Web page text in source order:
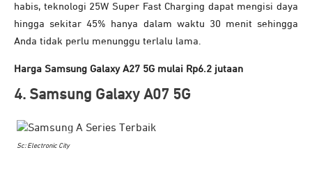
habis, teknologi 25W Super Fast Charging dapat mengisi daya
hingga sekitar 45% hanya dalam waktu 30 menit sehingga
Anda tidak perlu menunggu terlalu lama.
Harga Samsung Galaxy A27 5G mulai Rp6.2 jutaan
4. Samsung Galaxy A07 5G
Sc: Electronic City